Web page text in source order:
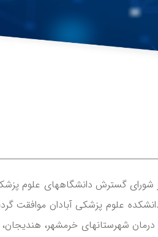
اسفند ماه 1391 با تاسیس دانشکده علوم پزشکی
شهرستانهای خرمشهر،